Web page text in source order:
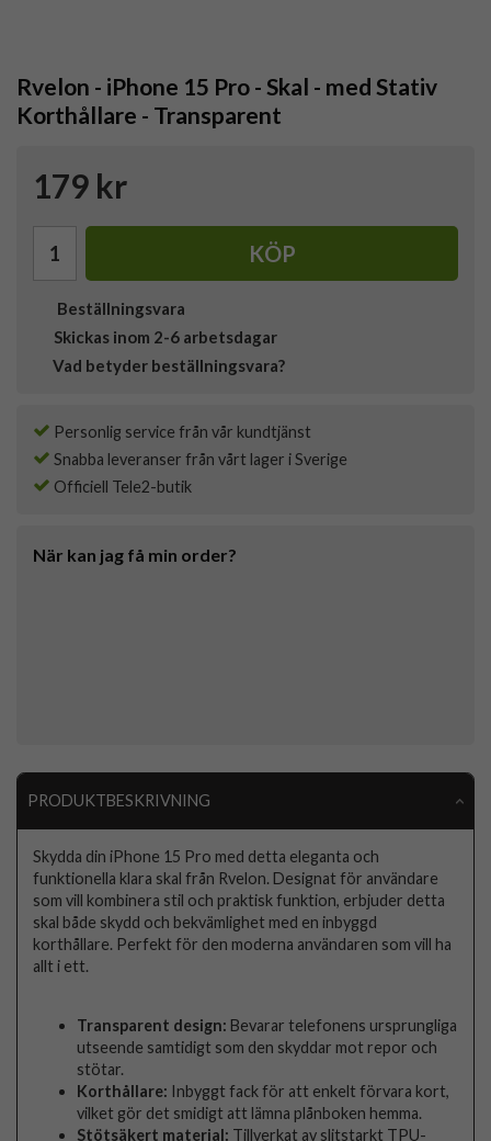
Rvelon - iPhone 15 Pro - Skal - med Stativ
Korthållare - Transparent
179 kr
KÖP
Beställningsvara
Skickas inom 2-6 arbetsdagar
Vad betyder beställningsvara?
Personlig service från vår kundtjänst
Snabba leveranser från vårt lager i Sverige
Officiell Tele2-butik
När kan jag få min order?
PRODUKTBESKRIVNING
Skydda din iPhone 15 Pro med detta eleganta och
funktionella klara skal från Rvelon. Designat för användare
som vill kombinera stil och praktisk funktion, erbjuder detta
skal både skydd och bekvämlighet med en inbyggd
korthållare. Perfekt för den moderna användaren som vill ha
allt i ett.
Transparent design: Bevarar telefonens ursprungliga
utseende samtidigt som den skyddar mot repor och
stötar.
Korthållare: Inbyggt fack för att enkelt förvara kort,
vilket gör det smidigt att lämna plånboken hemma.
Stötsäkert material: Tillverkat av slitstarkt TPU-